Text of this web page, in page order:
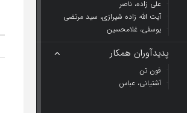
علی زاده، ناصر
آیت الله زاده شیرازی، سید مرتضی
یوسفی، غلامحسین
پدیدآوران همکار
فون تن
آشتیانی، عباس